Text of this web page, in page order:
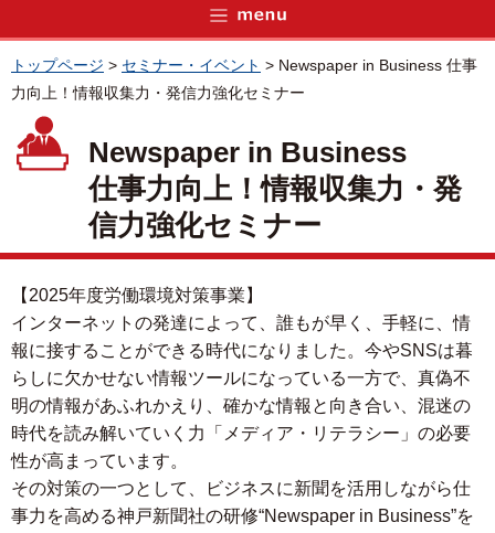
トップページ > セミナー・イベント > Newspaper in Business 仕事
力向上！情報収集力・発信力強化セミナー
Newspaper in Business
仕事力向上！情報収集力・発
信力強化セミナー
【2025年度労働環境対策事業】
インターネットの発達によって、誰もが早く、手軽に、情
報に接することができる時代になりました。今やSNSは暮
らしに欠かせない情報ツールになっている一方で、真偽不
明の情報があふれかえり、確かな情報と向き合い、混迷の
時代を読み解いていく力「メディア・リテラシー」の必要
性が高まっています。
その対策の一つとして、ビジネスに新聞を活用しながら仕
事力を高める神戸新聞社の研修“Newspaper in Business”を